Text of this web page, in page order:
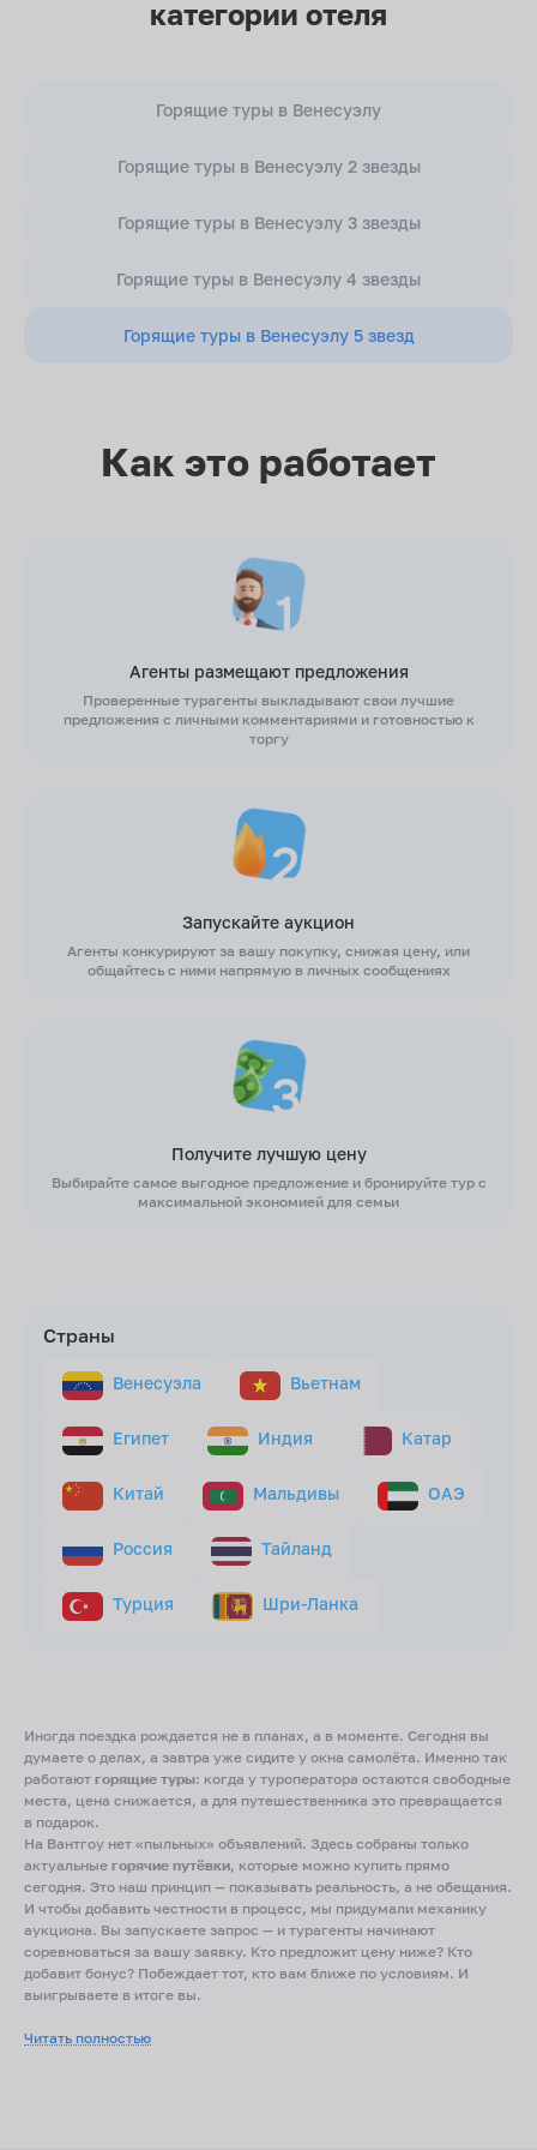
категории отеля
Горящие туры в Венесуэлу
Горящие туры в Венесуэлу 2 звезды
Горящие туры в Венесуэлу 3 звезды
Горящие туры в Венесуэлу 4 звезды
Горящие туры в Венесуэлу 5 звезд
Как это работает
Агенты размещают предложения
Проверенные турагенты выкладывают свои лучшие
предложения с личными комментариями и готовностью к
торгу
Запускайте аукцион
Агенты конкурируют за вашу покупку, снижая цену, или
общайтесь с ними напрямую в личных сообщениях
Получите лучшую цену
Выбирайте самое выгодное предложение и бронируйте тур с
максимальной экономией для семьи
Страны
Венесуэла Вьетнам
Египет Индия Катар
Китай Мальдивы ОАЭ
Россия Тайланд
Турция Шри-Ланка
Иногда поездка рождается не в планах, а в моменте. Сегодня вы
думаете о делах, а завтра уже сидите у окна самолёта. Именно так
работают горящие туры: когда у туроператора остаются свободные
места, цена снижается, а для путешественника это превращается
в подарок.
На Вантгоу нет «пыльных» объявлений. Здесь собраны только
актуальные горячие путёвки, которые можно купить прямо
сегодня. Это наш принцип — показывать реальность, а не обещания.
И чтобы добавить честности в процесс, мы придумали механику
аукциона. Вы запускаете запрос — и турагенты начинают
соревноваться за вашу заявку. Кто предложит цену ниже? Кто
добавит бонус? Побеждает тот, кто вам ближе по условиям. И
выигрываете в итоге вы.
Какие туры бывают
Читать полностью